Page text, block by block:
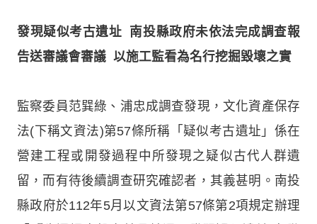
發現疑似考古遺址 南投縣政府未依法完成調查報
告送審議會審議 以施工監看為名行挖掘毀壞之實
監察委員范巽綠、浦忠成調查發現，文化資產保存
法(下稱文資法)第57條所稱「疑似考古遺址」係在
營建工程或開發過程中所發現之疑似古代人群遺
留，而有待後續調查研究確認者，其義甚明。南投
縣政府於112年5月以文資法第57條第2項規定辦理